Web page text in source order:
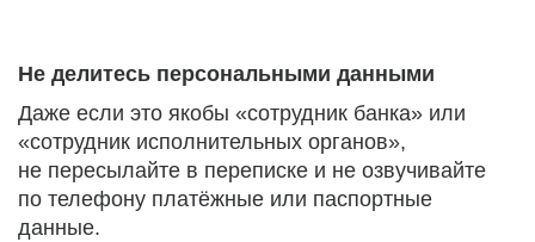
Не делитесь персональными данными
Даже если это якобы «сотрудник банка» или
«сотрудник исполнительных органов»,
не пересылайте в переписке и не озвучивайте
по телефону платёжные или паспортные
данные.